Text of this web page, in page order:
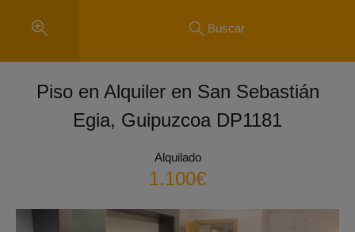
Buscar
Piso en Alquiler en San Sebastián
Egia, Guipuzcoa DP1181
Alquilado
1.100€